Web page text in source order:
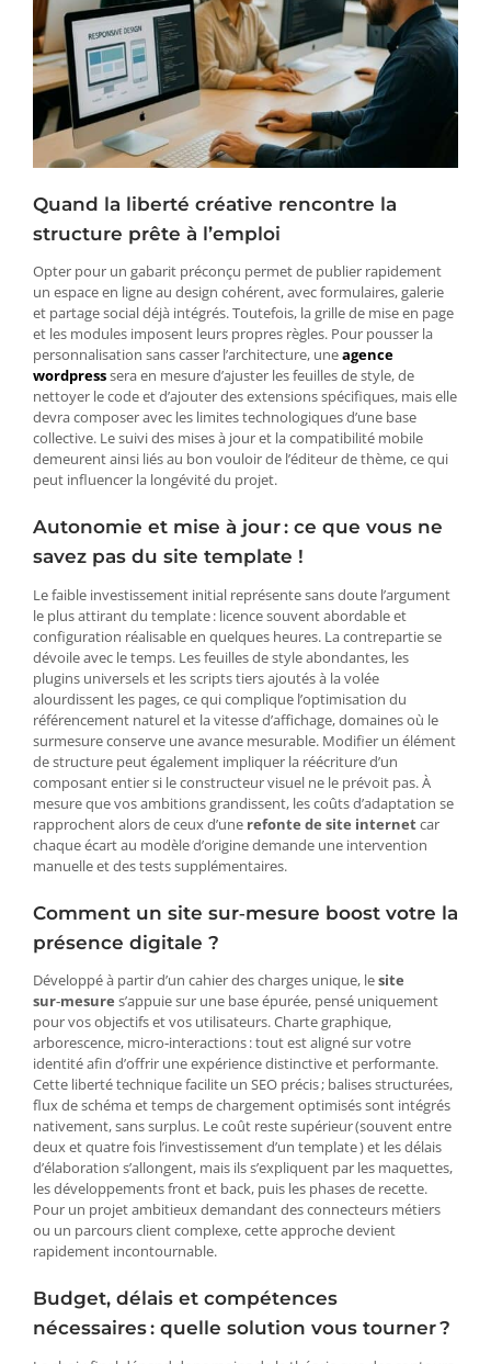
Quand la liberté créative rencontre la
structure prête à l’emploi
Opter pour un gabarit préconçu permet de publier rapidement
un espace en ligne au design cohérent, avec formulaires, galerie
et partage social déjà intégrés. Toutefois, la grille de mise en page
et les modules imposent leurs propres règles. Pour pousser la
personnalisation sans casser l’architecture, uneagence
wordpresssera en mesure d’ajuster les feuilles de style, de
nettoyer le code et d’ajouter des extensions spécifiques, mais elle
devra composer avec les limites technologiques d’une base
collective. Le suivi des mises à jour et la compatibilité mobile
demeurent ainsi liés au bon vouloir de l’éditeur de thème, ce qui
peut influencer la longévité du projet.
Autonomie et mise à jour : ce que vous ne
savez pas du site template !
Le faible investissement initial représente sans doute l’argument
le plus attirant du template : licence souvent abordable et
configuration réalisable en quelques heures. La contrepartie se
dévoile avec le temps. Les feuilles de style abondantes, les
plugins universels et les scripts tiers ajoutés à la volée
alourdissent les pages, ce qui complique l’optimisation du
référencement naturel et la vitesse d’affichage, domaines où le
surmesure conserve une avance mesurable. Modifier un élément
de structure peut également impliquer la réécriture d’un
composant entier si le constructeur visuel ne le prévoit pas. À
mesure que vos ambitions grandissent, les coûts d’adaptation se
rapprochent alors de ceux d’une refonte de site internetcar
chaque écart au modèle d’origine demande une intervention
manuelle et des tests supplémentaires.
Comment un site sur‑mesure boost votre la
présence digitale ?
Développé à partir d’un cahier des charges unique, lesite
sur‑mesure s’appuie sur une base épurée, pensé uniquement
pour vos objectifs et vos utilisateurs. Charte graphique,
arborescence, micro‑interactions : tout est aligné sur votre
identité afin d’offrir une expérience distinctive et performante.
Cette liberté technique facilite un SEO précis ; balises structurées,
flux de schéma et temps de chargement optimisés sont intégrés
nativement, sans surplus. Le coût reste supérieur (souvent entre
deux et quatre fois l’investissement d’un template ) et les délais
d’élaboration s’allongent, mais ils s’expliquent par les maquettes,
les développements front et back, puis les phases de recette.
Pour un projet ambitieux demandant des connecteurs métiers
ou un parcours client complexe, cette approche devient
rapidement incontournable.
Budget, délais et compétences
nécessaires : quelle solution vous tourner ?